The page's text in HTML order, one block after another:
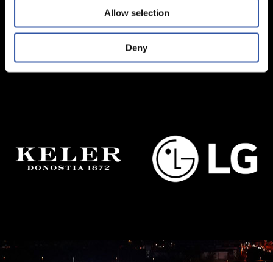
Allow selection
Deny
Prezio orokorra: 22 €.
festa
kantitatea